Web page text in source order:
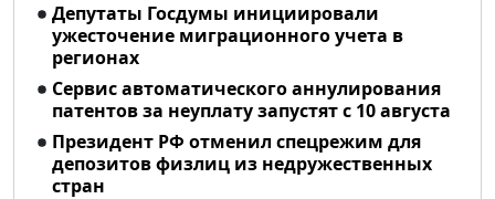
Депутаты Госдумы инициировали
ужесточение миграционного учета в
регионах
Сервис автоматического аннулирования
патентов за неуплату запустят с 10 августа
Президент РФ отменил спецрежим для
депозитов физлиц из недружественных
стран